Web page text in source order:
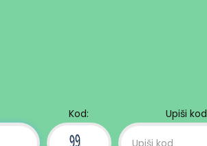
Kod: Upiši kod